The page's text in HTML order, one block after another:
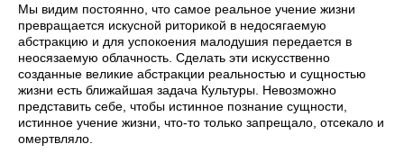
Мы видим постоянно, что самое реальное учение жизни
превращается искусной риторикой в недосягаемую
абстракцию и для успокоения малодушия передается в
неосязаемую облачность. Сделать эти искусственно
созданные великие абстракции реальностью и сущностью
жизни есть ближайшая задача Культуры. Невозможно
представить себе, чтобы истинное познание сущности,
истинное учение жизни, что-то только запрещало, отсекало и
омертвляло.